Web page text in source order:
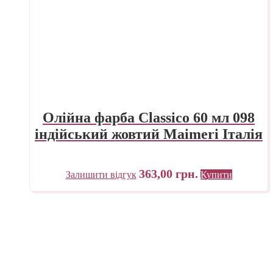
Олійна фарба Classico 60 мл 098
індійський жовтий Maimeri Італія
Залишити відгук 363,00 грн. Купити